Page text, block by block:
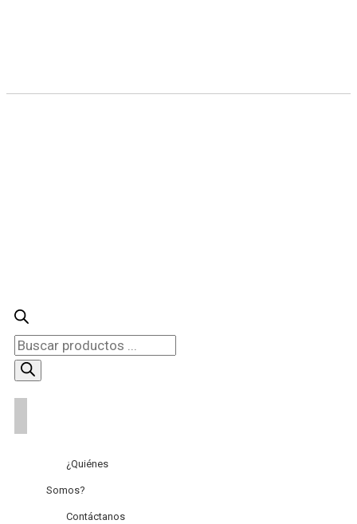
Búsqueda
de
productos
¿Quiénes
Somos?
Contáctanos